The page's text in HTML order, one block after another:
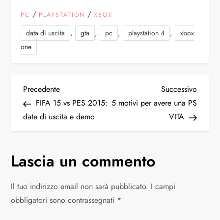
PC / PLAYSTATION /XBOX
data di uscita , gta , pc , playstation 4 ,
xbox
one
N
a
i
g
a
Articolo
precedente
Precedente
FIFA 15 vs PES 2015:
date di uscita e demo
Successivo
5 motivi per avere una PS
VITA
Lascia un commento
Il tuo indirizzo email non sarà pubblicato. I campi
obbligatori sono contrassegnati *